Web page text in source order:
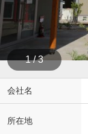
1 / 3
会社名
所在地